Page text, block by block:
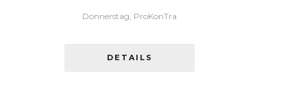
Donnerstag, ProKonTra
DETAILS